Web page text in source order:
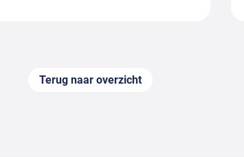
Terug naar overzicht